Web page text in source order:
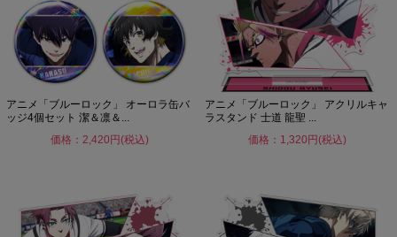
アニメ「ブルーロック」 オーロラ缶バ
ッジ4個セット 潔＆凛＆...
価格：2,420円(税込)
アニメ「ブルーロック」 アクリルキャ
ラスタンド 士道 龍聖 ...
価格：1,320円(税込)